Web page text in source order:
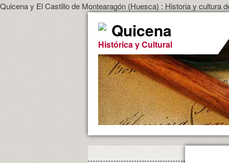
Quicena y El Castillo de Montearagón (Huesca) : Historia y cultura
Quicena
Histórica y Cultural